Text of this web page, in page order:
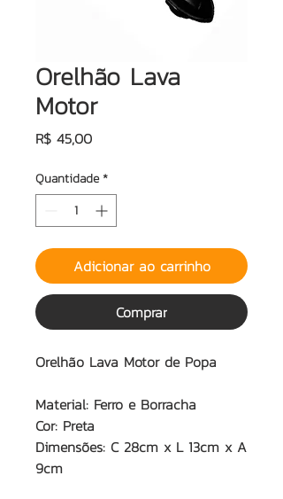
Orelhão Lava
Motor
R$ 45,00Preço
Quantidade*
Adicionar ao carrinho
Comprar
Orelhão Lava Motor de Popa
Material: Ferro e Borracha
Cor: Preta
Dimensões: C 28cm x L 13cm x A
9cm